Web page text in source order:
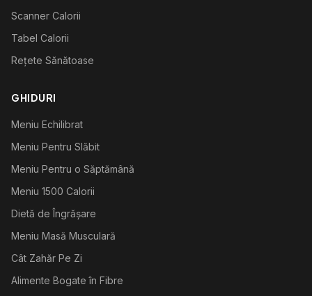
Scanner Calorii
Tabel Calorii
Rețete Sănătoase
GHIDURI
Meniu Echilibrat
Meniu Pentru Slăbit
Meniu Pentru o Săptămână
Meniu 1500 Calorii
Dietă de Îngrășare
Meniu Masă Musculară
Cât Zahăr Pe Zi
Alimente Bogate în Fibre